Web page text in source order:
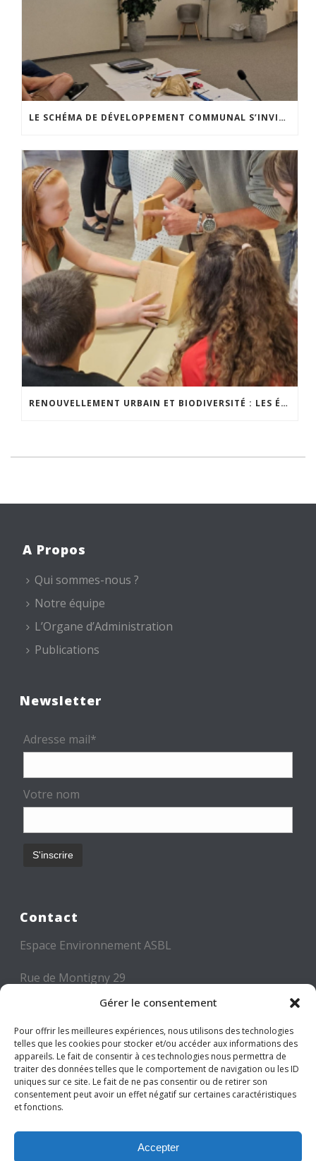
Gérer le consentement
Pour offrir les meilleures expériences, nous utilisons des technologies
telles que les cookies pour stocker et/ou accéder aux informations des
appareils. Le fait de consentir à ces technologies nous permettra de
traiter des données telles que le comportement de navigation ou les ID
uniques sur ce site. Le fait de ne pas consentir ou de retirer son
consentement peut avoir un effet négatif sur certaines caractéristiques
et fonctions.
Accepter
LE SCHÉMA DE DÉVELOPPEMENT COMMUNAL S’INVITE DANS LES CCATM DU HAINAUT
RENOUVELLEMENT URBAIN ET BIODIVERSITÉ : LES ÉLÈVES S’IMPLIQUENT CONCRÈTEMENT
A Propos
Qui sommes-nous ?
Notre équipe
L’Organe d’Administration
Publications
Newsletter
Adresse mail*
Votre nom
Contact
Espace Environnement ASBL
Rue de Montigny 29
6000 CHARLEROI
Tél: +32 71 300 300
Mail: info@espace-environnement.be
TVA BE 0416.116.340